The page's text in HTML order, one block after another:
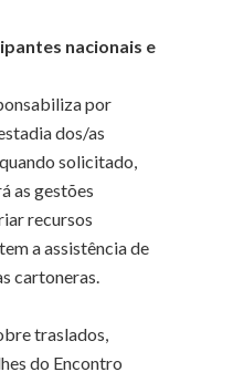
nacionais e
por
dos/as
solicitado,
as gestões
recursos
a assistência de
cartoneras.
traslados,
do Encontro